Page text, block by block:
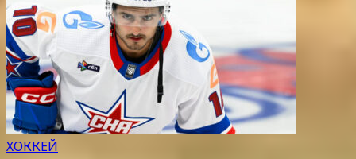
ХОККЕЙ